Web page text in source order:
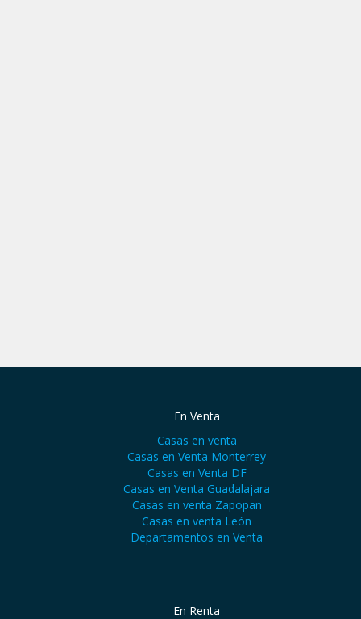
En Venta
Casas en venta
Casas en Venta Monterrey
Casas en Venta DF
Casas en Venta Guadalajara
Casas en venta Zapopan
Casas en venta León
Departamentos en Venta
En Renta